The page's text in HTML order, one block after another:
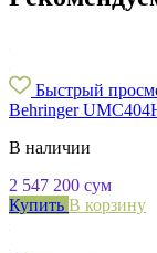
Быстрый
Behringer
В наличии
2 547 200 сум
Купить В корзину